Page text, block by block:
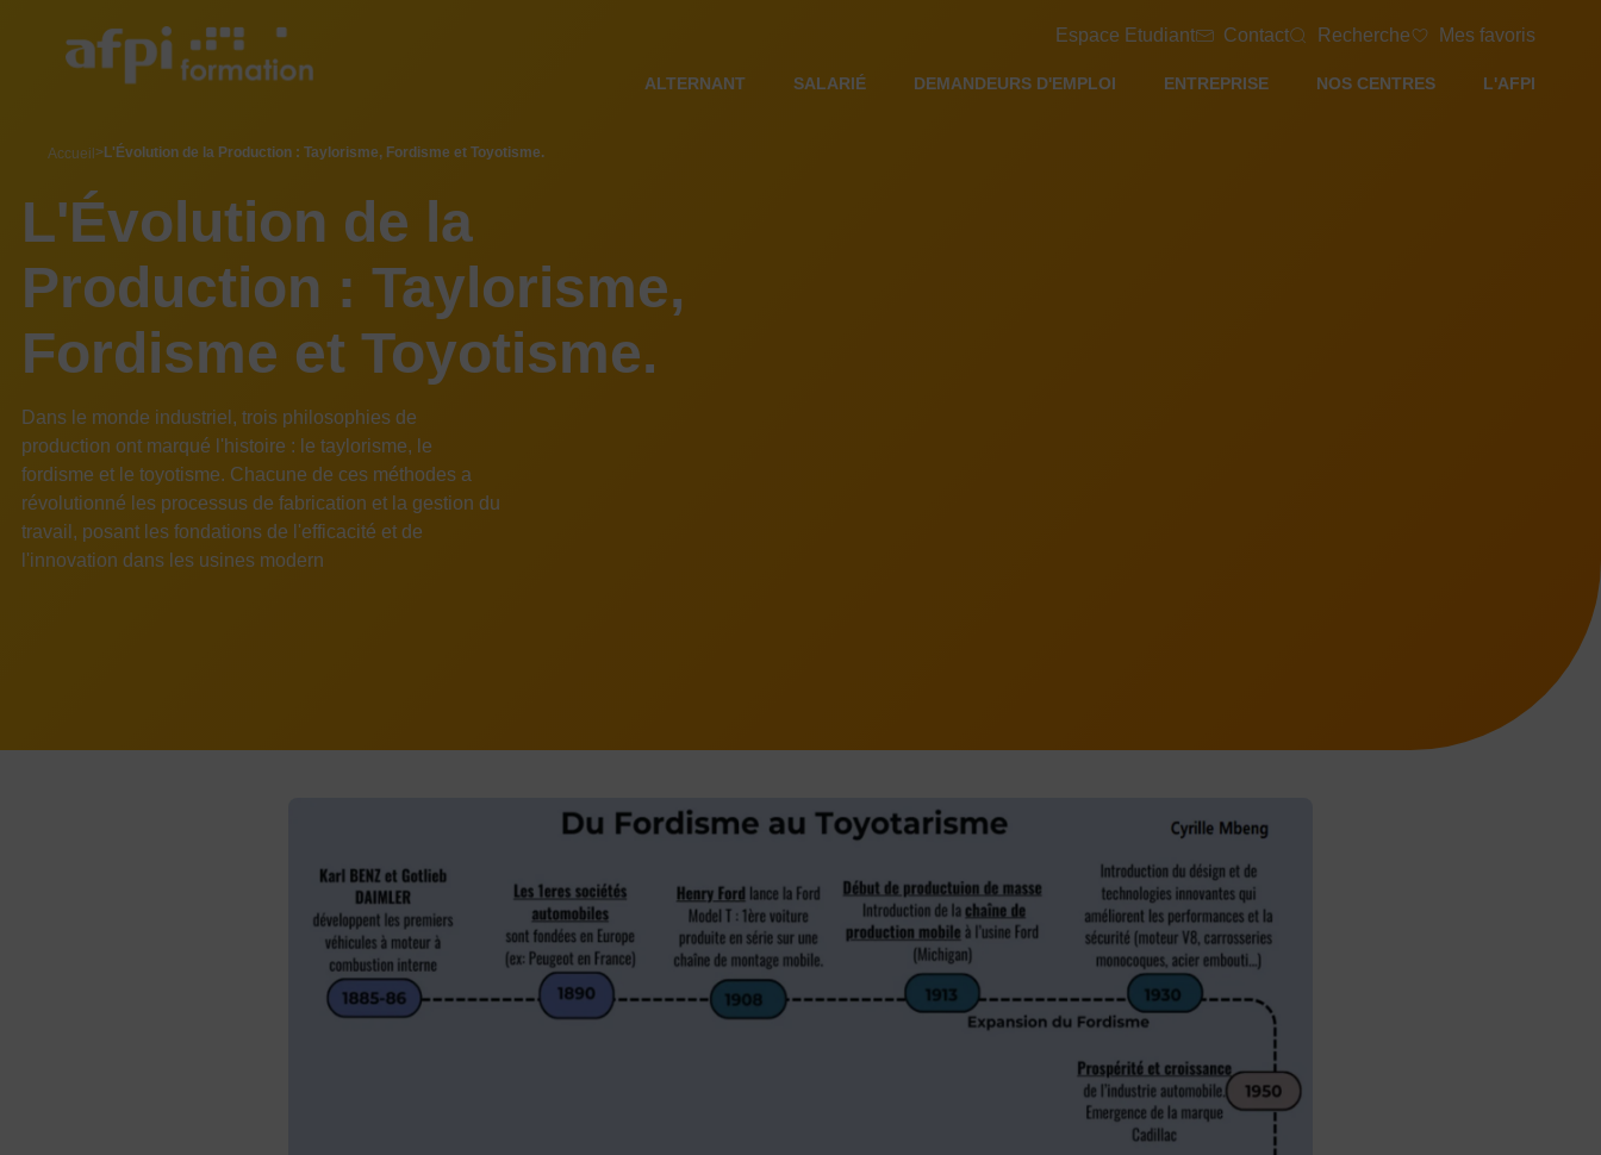
Espace Etudiant Contact Recherche Mes favoris
ALTERNANT SALARIÉ DEMANDEURS D'EMPLOI ENTREPRISE NOS CENTRES L'AFPI
Accueil L'Évolution de la Production : Taylorisme, Fordisme et Toyotisme.
L'Évolution de la
Production : Taylorisme,
Fordisme et Toyotisme.
Dans le monde industriel, trois philosophies de
production ont marqué l'histoire : le taylorisme, le
fordisme et le toyotisme. Chacune de ces méthodes a
révolutionné les processus de fabrication et la gestion du
travail, posant les fondations de l'efficacité et de
l'innovation dans les usines modern